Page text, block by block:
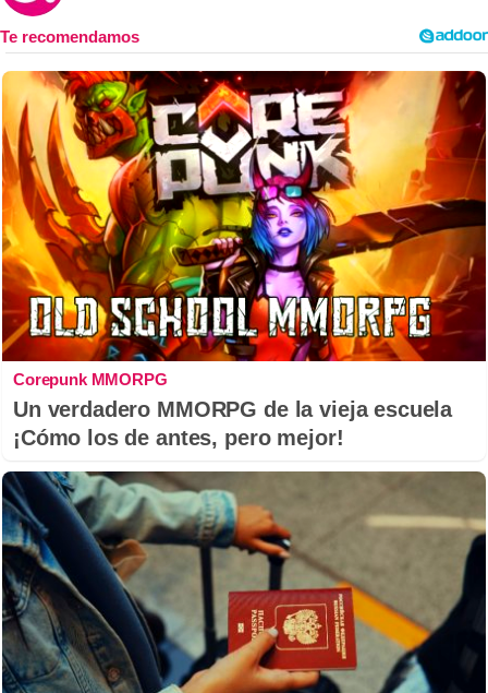
Corepunk MMORPG
Un verdadero MMORPG de la vieja escuela
¡Cómo los de antes, pero mejor!